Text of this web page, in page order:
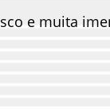
e muita